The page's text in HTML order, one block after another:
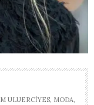
ULUERCIYES, MODA,